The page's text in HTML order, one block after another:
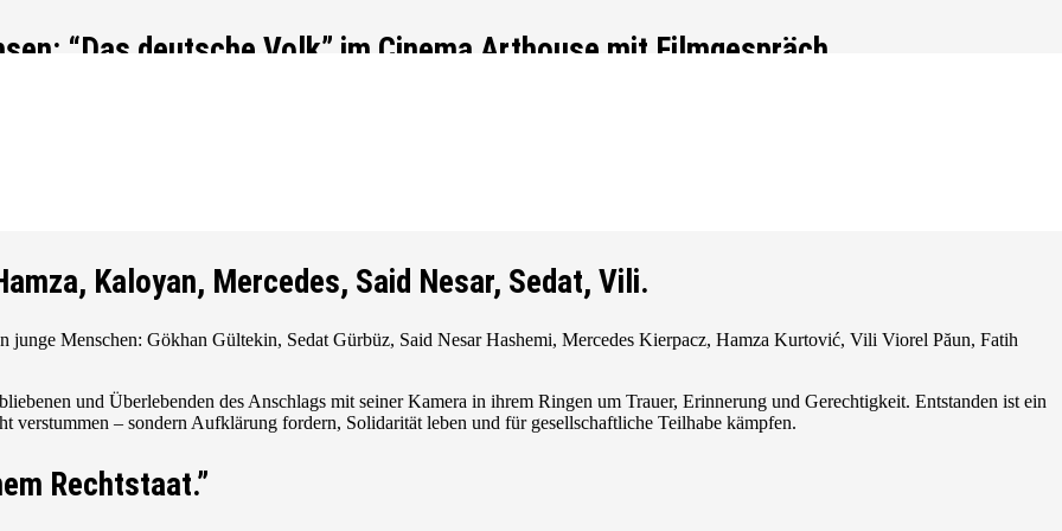
“Das deutsche Volk” im Cinema Arthouse mit Filmgespräch
mit einer besonderen Jubiläumsveranstaltung im
Kaloyan, Mercedes, Said Nesar, Sedat, Vili.
junge Menschen: Gökhan Gültekin, Sedat Gürbüz, Said Nesar Hashemi, Mercedes Kierpacz, Hamza Kurtović, Vili Viorel Păun, Fatih
und Überlebenden des Anschlags mit seiner Kamera in ihrem Ringen um Trauer, Erinnerung und Gerechtigkeit. Entstanden ist ein
verstummen – sondern Aufklärung fordern, Solidarität leben und für gesellschaftliche Teilhabe kämpfen.
Rechtstaat.”